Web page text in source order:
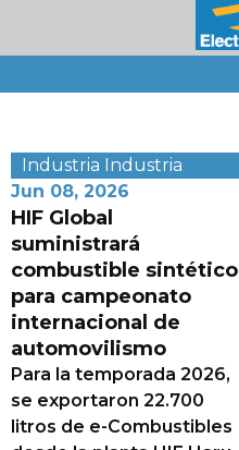
Industria Industria
Jun 08, 2026
HIF Global
suministrará
combustible sintético
para campeonato
internacional de
automovilismo
Para la temporada 2026,
se exportaron 22.700
litros de e-Combustibles